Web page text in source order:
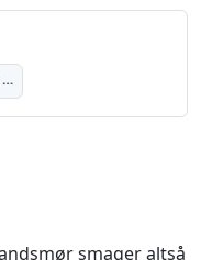
mørkt uden blad
smager altså